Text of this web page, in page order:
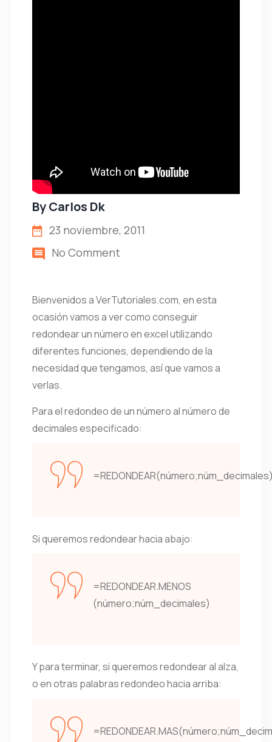
ByCarlos Dk
23 noviembre, 2011
No Comment
Bienvenidos a VerTutoriales.com, en esta
ocasión vamos a ver como conseguir
redondear un número en excel utilizando
diferentes funciones, dependiendo de la
necesidad que tengamos, así que vamos a
verlas.
Para el redondeo de un número al número de
decimales especificado:
Si queremos redondear hacia abajo:
=REDONDEAR.MENOS
(número;núm_decimales)
Y para terminar, si queremos redondear al alza,
o en otras palabras redondeo hacia arriba: